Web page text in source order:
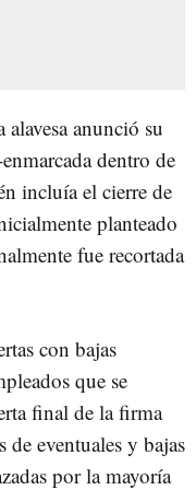
anunció su
dentro de
incluía el cierre de
planteado
fue recortada
con bajas
que se
final de la firma
eventuales y bajas
por la mayoría